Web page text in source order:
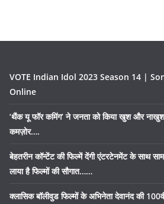
VOTE Indian Idol 2023 Season 14 |
Online
‘थैंक यू फॉर कमिंग’ ने जनता को किया खुश और
कमज़ोर….
बेहतरीन कॉन्टेंट की फिल्में देंगी एंटरटेनमेंट के साथ
लाया है फिल्मों की सौगात……
क्लासिक बॉलीवुड फिल्मों के अभिनेता देवानंद की